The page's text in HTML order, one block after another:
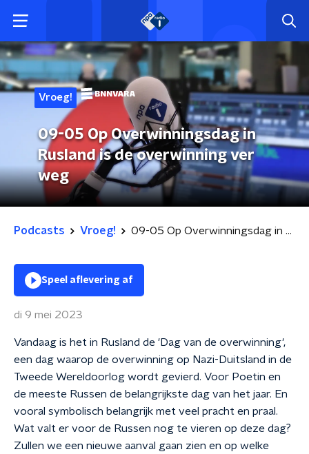
Vroeg!
09-05 Op Overwinningsdag in
Rusland is de overwinning ver
weg
Podcasts Vroeg! 09-05 Op Overwinningsdag in Rusland is de overwinning ver weg
Speel aflevering af
di 9 mei 2023
Vandaag is het in Rusland de 'Dag van de overwinning',
een dag waarop de overwinning op Nazi-Duitsland in de
Tweede Wereldoorlog wordt gevierd. Voor Poetin en
de meeste Russen de belangrijkste dag van het jaar. En
vooral symbolisch belangrijk met veel pracht en praal.
Wat valt er voor de Russen nog te vieren op deze dag?
Zullen we een nieuwe aanval gaan zien en op welke